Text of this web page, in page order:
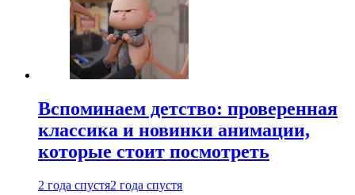
Вспоминаем детство: проверенная
классика и новинки анимации,
которые стоит посмотреть
2 года спустя2 года спустя